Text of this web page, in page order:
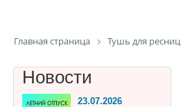
Главная страница Тушь для ресниц
Новости
23.07.2026